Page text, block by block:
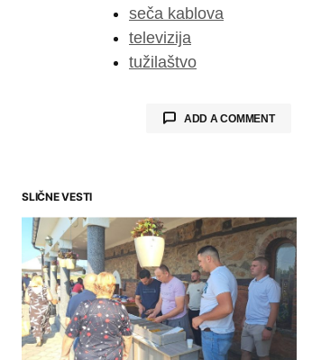
seča kablova
televizija
tužilaštvo
ADD A COMMENT
Comment*
SLIČNE VESTI